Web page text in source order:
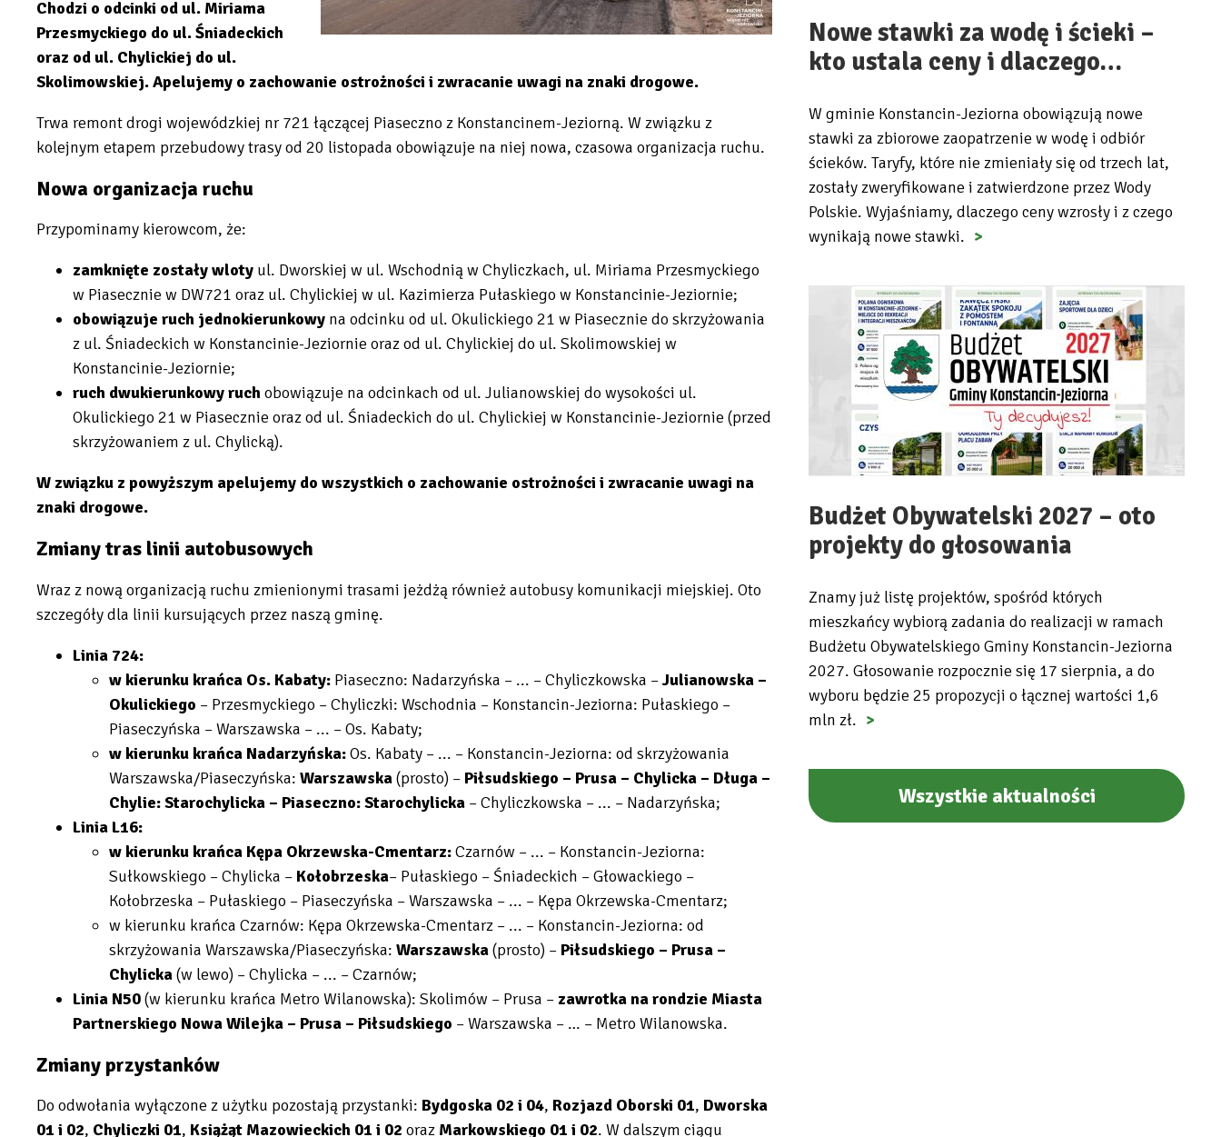
Chodzi o odcinki od ul. Miriama
Przesmyckiego do ul. Śniadeckich
oraz od ul. Chylickiej do ul.
Skolimowskiej. Apelujemy o zachowanie ostrożności i zwracanie uwagi na znaki drogowe.
Trwa remont drogi wojewódzkiej nr 721 łączącej Piaseczno z Konstancinem-Jeziorną. W związku z
kolejnym etapem przebudowy trasy od 20 listopada obowiązuje na niej nowa, czasowa organizacja ruchu.
Nowa organizacja ruchu
Przypominamy kierowcom, że:
zamknięte zostały wloty ul. Dworskiej w ul. Wschodnią w Chyliczkach, ul. Miriama Przesmyckiego
w Piasecznie w DW721 oraz ul. Chylickiej w ul. Kazimierza Pułaskiego w Konstancinie-Jeziornie;
obowiązuje ruch jednokierunkowy na odcinku od ul. Okulickiego 21 w Piasecznie do skrzyżowania
z ul. Śniadeckich w Konstancinie-Jeziornie oraz od ul. Chylickiej do ul. Skolimowskiej w
Konstancinie-Jeziornie;
ruch dwukierunkowy ruchobowiązuje na odcinkach od ul. Julianowskiej do wysokości ul.
Okulickiego 21 w Piasecznie oraz od ul. Śniadeckich do ul. Chylickiej w Konstancinie-Jeziornie (przed
skrzyżowaniem z ul. Chylicką).
W związku z powyższym apelujemy do wszystkich o zachowanie ostrożności i zwracanie uwagi na
znaki drogowe.
Zmiany tras linii autobusowych
Wraz z nową organizacją ruchu zmienionymi trasami jeżdżą również autobusy komunikacji miejskiej. Oto
szczegóły dla linii kursujących przez naszą gminę.
Linia 724:
w kierunku krańca Os. Kabaty: Piaseczno: Nadarzyńska – ... – Chyliczkowska –Julianowska –
Okulickiego – Przesmyckiego – Chyliczki: Wschodnia – Konstancin-Jeziorna: Pułaskiego –
Piaseczyńska – Warszawska – ... – Os. Kabaty;
w kierunku krańca Nadarzyńska:Os. Kabaty – ... – Konstancin-Jeziorna: od skrzyżowania
Warszawska/Piaseczyńska: Warszawska(prosto) – Piłsudskiego – Prusa – Chylicka – Długa –
Chylie: Starochylicka – Piaseczno: Starochylicka – Chyliczkowska – ... – Nadarzyńska;
Linia L16:
w kierunku krańca Kępa Okrzewska-Cmentarz:Czarnów – ... – Konstancin-Jeziorna:
Sułkowskiego – Chylicka – Kołobrzeska– Pułaskiego – Śniadeckich – Głowackiego –
Kołobrzeska – Pułaskiego – Piaseczyńska – Warszawska – ... – Kępa Okrzewska-Cmentarz;
w kierunku krańca Czarnów: Kępa Okrzewska-Cmentarz – ... – Konstancin-Jeziorna: od
skrzyżowania Warszawska/Piaseczyńska: Warszawska(prosto) – Piłsudskiego – Prusa –
Chylicka(w lewo) – Chylicka – ... – Czarnów;
Linia N50(w kierunku krańca Metro Wilanowska): Skolimów – Prusa – zawrotka na rondzie Miasta
Partnerskiego Nowa Wilejka – Prusa – Piłsudskiego – Warszawska – … – Metro Wilanowska.
Zmiany przystanków
Do odwołania wyłączone z użytku pozostają przystanki: Bydgoska 02 i 04, Rozjazd Oborski 01, Dworska
01 i 02, Chyliczki 01, Książąt Mazowieckich 01 i 02 oraz Markowskiego 01 i 02. W dalszym ciągu
Nowe stawki za wodę i ścieki –
kto ustala ceny i dlaczego…
W gminie Konstancin-Jeziorna obowiązują nowe
stawki za zbiorowe zaopatrzenie w wodę i odbiór
ścieków. Taryfy, które nie zmieniały się od trzech lat,
zostały zweryfikowane i zatwierdzone przez Wody
Polskie. Wyjaśniamy, dlaczego ceny wzrosły i z czego
wynikają nowe stawki.
Budżet Obywatelski 2027 – oto
projekty do głosowania
Znamy już listę projektów, spośród których
mieszkańcy wybiorą zadania do realizacji w ramach
Budżetu Obywatelskiego Gminy Konstancin-Jeziorna
2027. Głosowanie rozpocznie się 17 sierpnia, a do
wyboru będzie 25 propozycji o łącznej wartości 1,6
mln zł.
Wszystkie aktualności